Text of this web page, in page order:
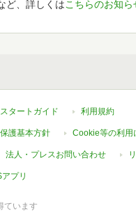
ど、詳しくはこちらのお知ら
スタートガイド 利用規約
護基本方針 Cookie等の利用
法人・プレスお問い合わせ
プリ
ています